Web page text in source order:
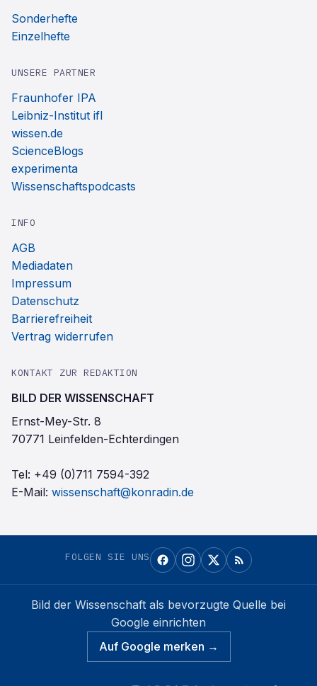
Sonderhefte
Einzelhefte
UNSERE PARTNER
Fraunhofer IPA
Leibniz-Institut ifl
wissen.de
ScienceBlogs
experimenta
Wissenschaftspodcasts
INFO
AGB
Mediadaten
Impressum
Datenschutz
Barrierefreiheit
Vertrag widerrufen
KONTAKT ZUR REDAKTION
BILD DER WISSENSCHAFT
Ernst-Mey-Str. 8
70771 Leinfelden-Echterdingen
Tel: +49 (0)711 7594-392
E-Mail: wissenschaft@konradin.de
FOLGEN SIE UNS
Bild der Wissenschaft als bevorzugte Quelle bei
Google einrichten
Auf Google merken →